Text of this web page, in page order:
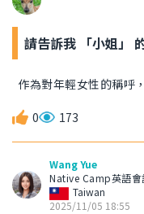
請告訴我 「小姐」
作為對年輕女性的稱呼
0 173
Wang Yue
Native Camp英語會
Taiwan
2025/11/05 18:55